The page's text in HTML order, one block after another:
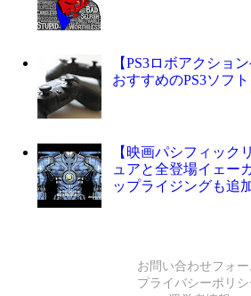
【PS3ロボアクショ
おすすめのPS3ソフ
【映画パシフィック
ュアと全登場イェー
ップライジングも追
お問い合わせフォー
プライバシーポリシ